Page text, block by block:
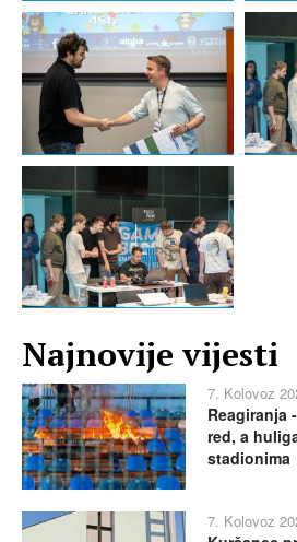
Najnovije vijesti
7. Kolovoz
Reagiranja
red, a
stadionima
7. Kolovoz